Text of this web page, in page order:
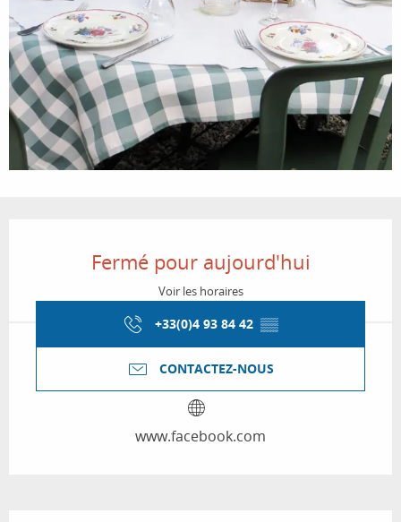
Fermé pour aujourd'hui
Voir les horaires
+33(0)4 93 84 42 ▒▒
CONTACTEZ-NOUS
www.facebook.com